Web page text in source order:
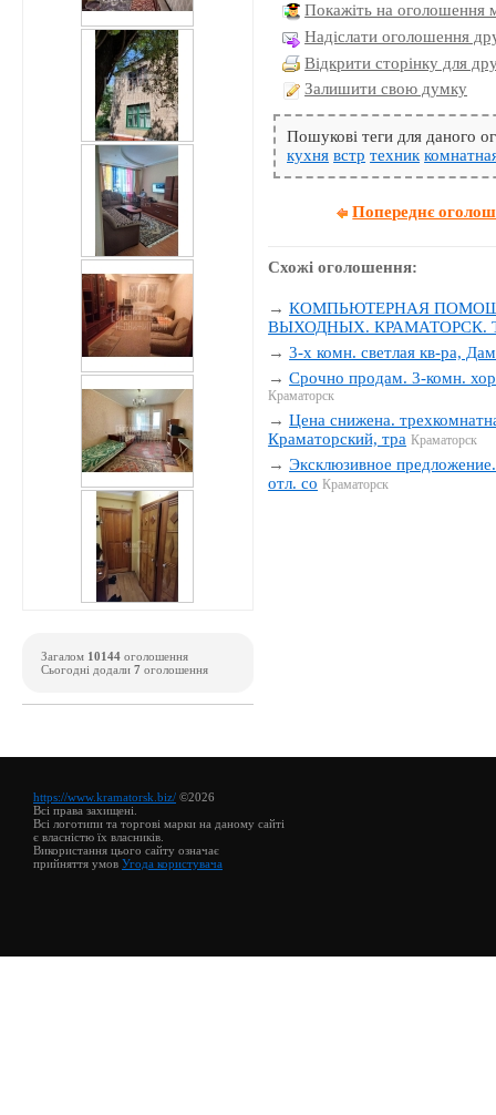
Покажіть на оголошення
Надіслати оголошення
Відкрити сторінку для
Залишити свою думку
Пошукові теги для даного
кухня встр техник
Попереднє
Схожі оголошення:
→КОМПЬЮТЕРНАЯ
ВЫХОДНЫХ. КРАМАТОРСК.
→3-х комн. светлая кв-ра,
→Срочно продам. 3-комн.
Краматорск
→Цена снижена.
Краматорский, тра Краматорск
→Эксклюзивное
отл. со Краматорск
Загалом 10144 оголошення
Сьогодні додали 7 оголошення
https://www.kramatorsk.biz/ ©2026
Всі права захищені.
Всі логотипи та торгові марки на даному сайті
є власністю їх власників.
Використання цього сайту означає
прийняття умов Угода користувача